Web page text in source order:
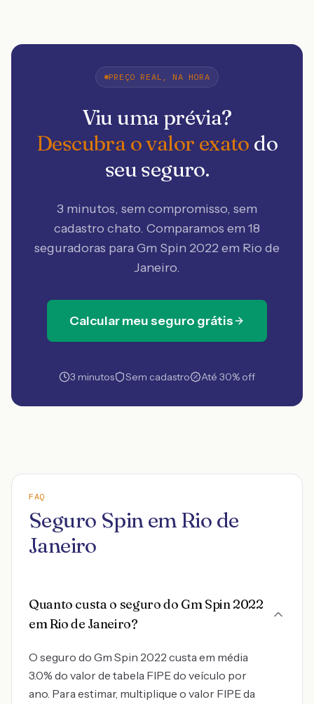
PREÇO REAL, NA HORA
Viu uma prévia?
Descubra o valor exato do
seu seguro.
3 minutos, sem compromisso, sem
cadastro chato. Comparamos em 18
seguradoras para Gm Spin 2022 em Rio de
Janeiro.
Calcular meu seguro grátis
3 minutos Sem cadastro Até 30% off
FAQ
Seguro Spin em Rio de
Janeiro
Quanto custa o seguro do Gm Spin 2022
em Rio de Janeiro?
O seguro do Gm Spin 2022 custa em média
3.0% do valor de tabela FIPE do veículo por
ano. Para estimar, multiplique o valor FIPE da